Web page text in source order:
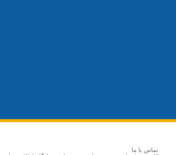
تماس با ما